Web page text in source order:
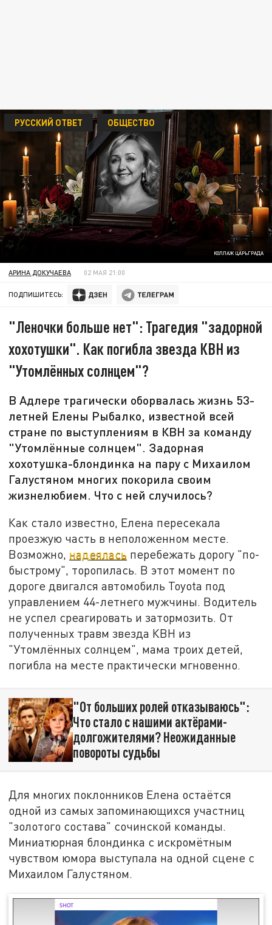
КОЛЛАЖ ЦАРЬГРАДА
РУССКИЙ ОТВЕТ ОБЩЕСТВО
АРИНА ДОКУЧАЕВА 02 МАЯ 21:00
ПОДПИШИТЕСЬ:
"Леночки больше нет": Трагедия "задорной
хохотушки". Как погибла звезда КВН из
"Утомлённых солнцем"?
В Адлере трагически оборвалась жизнь 53-
летней Елены Рыбалко, известной всей
стране по выступлениям в КВН за команду
"Утомлённые солнцем". Задорная
хохотушка-блондинка на пару с Михаилом
Галустяном многих покорила своим
жизнелюбием. Что с ней случилось?
Как стало известно, Елена пересекала
проезжую часть в неположенном месте.
Возможно, надеялась перебежать дорогу "по-
быстрому", торопилась. В этот момент по
дороге двигался автомобиль Toyota под
управлением 44-летнего мужчины. Водитель
не успел среагировать и затормозить. От
полученных травм звезда КВН из
"Утомлённых солнцем", мама троих детей,
погибла на месте практически мгновенно.
"От больших ролей отказываюсь":
Что стало с нашими актёрами-
долгожителями? Неожиданные
повороты судьбы
Для многих поклонников Елена остаётся
одной из самых запоминающихся участниц
"золотого состава" сочинской команды.
Миниатюрная блондинка с искромётным
чувством юмора выступала на одной сцене с
Михаилом Галустяном.